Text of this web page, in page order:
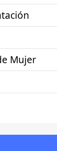
Mujer